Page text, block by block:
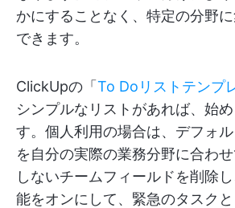
かにすることなく、特定の分野
できます。
ClickUpの「 To Doリストテンプ
シンプルなリストがあれば、始
す。個人利用の場合は、デフォ
を自分の実際の業務分野に合わ
しないチームフィールドを削除
能をオンにして、緊急のタスクと